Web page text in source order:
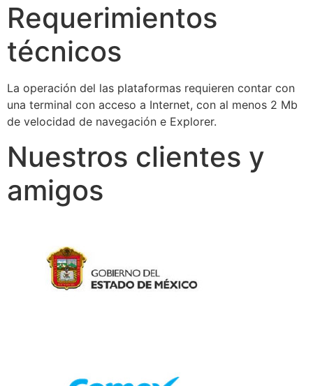
Requerimientos
técnicos
La operación del las plataformas requieren contar con
una terminal con acceso a Internet, con al menos 2 Mb
de velocidad de navegación e Explorer.
Nuestros clientes y
amigos